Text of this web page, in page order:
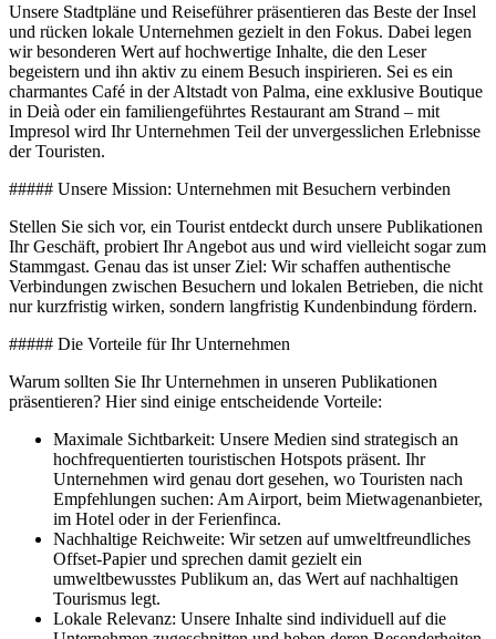
Unsere Stadtpläne und Reiseführer präsentieren das Beste der Insel
und rücken lokale Unternehmen gezielt in den Fokus. Dabei legen
wir besonderen Wert auf hochwertige Inhalte, die den Leser
begeistern und ihn aktiv zu einem Besuch inspirieren. Sei es ein
charmantes Café in der Altstadt von Palma, eine exklusive Boutique
in Deià oder ein familiengeführtes Restaurant am Strand – mit
Impresol wird Ihr Unternehmen Teil der unvergesslichen Erlebnisse
der Touristen.
##### Unsere Mission: Unternehmen mit Besuchern verbinden
Stellen Sie sich vor, ein Tourist entdeckt durch unsere Publikationen
Ihr Geschäft, probiert Ihr Angebot aus und wird vielleicht sogar zum
Stammgast. Genau das ist unser Ziel: Wir schaffen authentische
Verbindungen zwischen Besuchern und lokalen Betrieben, die nicht
nur kurzfristig wirken, sondern langfristig Kundenbindung fördern.
##### Die Vorteile für Ihr Unternehmen
Warum sollten Sie Ihr Unternehmen in unseren Publikationen
präsentieren? Hier sind einige entscheidende Vorteile:
Maximale Sichtbarkeit: Unsere Medien sind strategisch an
hochfrequentierten touristischen Hotspots präsent. Ihr
Unternehmen wird genau dort gesehen, wo Touristen nach
Empfehlungen suchen: Am Airport, beim Mietwagenanbieter,
im Hotel oder in der Ferienfinca.
Nachhaltige Reichweite: Wir setzen auf umweltfreundliches
Offset-Papier und sprechen damit gezielt ein
umweltbewusstes Publikum an, das Wert auf nachhaltigen
Tourismus legt.
Lokale Relevanz: Unsere Inhalte sind individuell auf die